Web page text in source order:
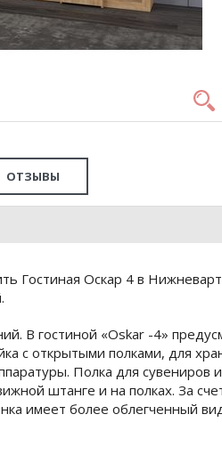
ОТЗЫВЫ
Гостиная Оскар 4 в
В гостиной «Oskar -4»
с открытыми полками, для
Полка для сувениров
штанге и на полках. За
имеет более облегченный